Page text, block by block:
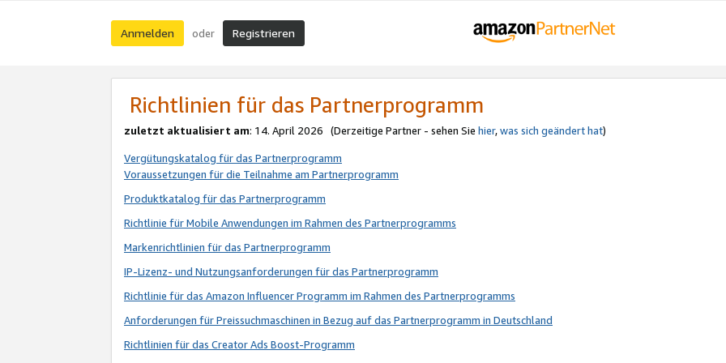
Anmelden oder Registrieren
Richtlinien für das Partnerprogramm
zuletzt aktualisiert am: 14. April 2026 (Derzeitige Partner - sehen Sie hier,was sich geändert hat)
Vergütungskatalog für das Partnerprogramm
Voraussetzungen für die Teilnahme am Partnerprogramm
Produktkatalog für das Partnerprogramm
Richtlinie für Mobile Anwendungen im Rahmen des Partnerprogramms
Markenrichtlinien für das Partnerprogramm
IP-Lizenz- und Nutzungsanforderungen für das Partnerprogramm
Richtlinie für das Amazon Influencer Programm im Rahmen des Partnerprogramms
Anforderungen für Preissuchmaschinen in Bezug auf das Partnerprogramm in Deutschland
Richtlinien für das Creator Ads Boost-Programm